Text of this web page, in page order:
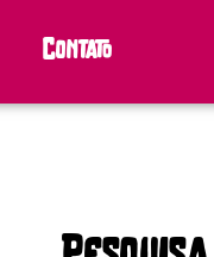
Contato